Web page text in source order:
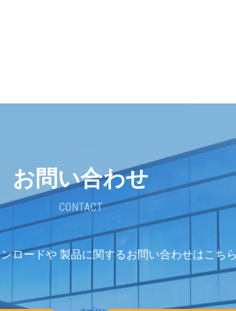
お問い合わせ
CONTACT
ロードや 製品に関するお問い合わせはこち